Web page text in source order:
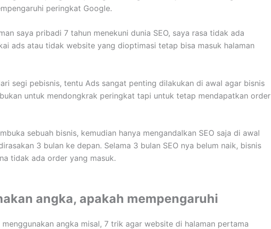
peringkat Google.
saya pribadi 7 tahun menekuni dunia SEO, saya rasa tidak ada
ads atau tidak website yang dioptimasi tetap bisa masuk halaman
segi pebisnis, tentu Ads sangat penting dilakukan di awal agar bisnis
untuk mendongkrak peringkat tapi untuk tetap mendapatkan order
sebuah bisnis, kemudian hanya mengandalkan SEO saja di awal
3 bulan ke depan. Selama 3 bulan SEO nya belum naik, bisnis
tidak ada order yang masuk.
angka, apakah mempengaruhi
angka misal, 7 trik agar website di halaman pertama